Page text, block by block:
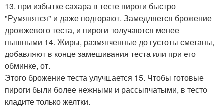
13. при избытке сахара в тесте пироги быстро
"Румянятся" и даже подгорают. Замедляется брожение
дрожжевого теста, и пироги получаются менее
пышными 14. Жиры, размягченные до густоты сметаны,
добавляют в конце замешивания теста или при его
обминке, от.
Этого брожение теста улучшается 15. Чтобы готовые
пироги были более нежными и рассыпчатыми, в тесто
кладите только желтки.